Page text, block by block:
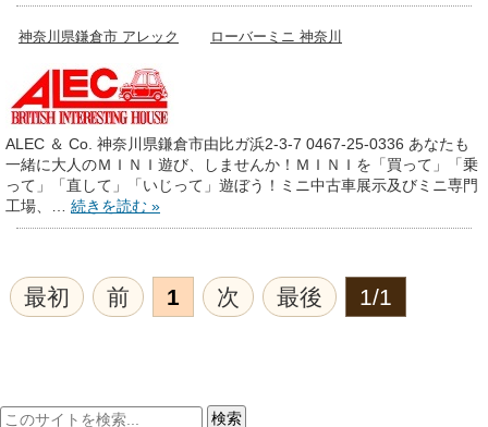
神奈川県鎌倉市 アレック ローバーミニ 神奈川
ALEC ＆ Co. 神奈川県鎌倉市由比ガ浜2-3-7 0467-25-0336 あなたも
一緒に大人のＭＩＮＩ遊び、しませんか！ＭＩＮＩを「買って」「乗
って」「直して」「いじって」遊ぼう！ミニ中古車展示及びミニ専門
工場、… 続きを読む »
最初 前 1 次 最後 1/1